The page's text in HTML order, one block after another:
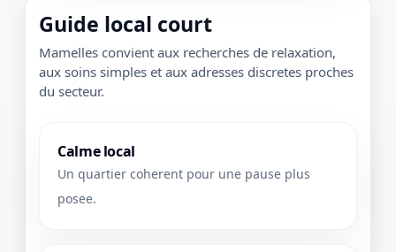
Guide local court
Mamelles convient aux recherches de relaxation,
aux soins simples et aux adresses discretes proches
du secteur.
Calme local
Un quartier coherent pour une pause plus
posee.